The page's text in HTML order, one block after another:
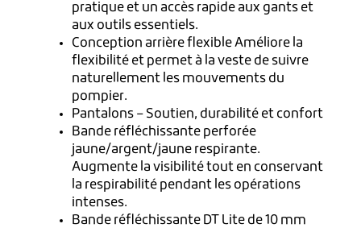
pratique et un accès rapide aux gants et
aux outils essentiels.
Conception arrière flexible Améliore la
flexibilité et permet à la veste de suivre
naturellement les mouvements du
pompier.
Pantalons – Soutien, durabilité et confort
Bande réfléchissante perforée
jaune/argent/jaune respirante.
Augmente la visibilité tout en conservant
la respirabilité pendant les opérations
intenses.
Bande réfléchissante DT Lite de 10 mm